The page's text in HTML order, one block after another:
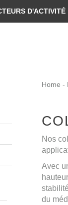
D'ACTIVITÉ
Home -
Nos
Avec
du